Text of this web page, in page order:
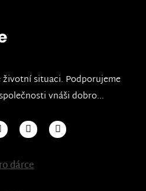
situaci. Podporujeme
vnáši dobro...
dárce